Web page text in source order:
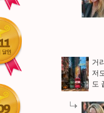
거
저
도